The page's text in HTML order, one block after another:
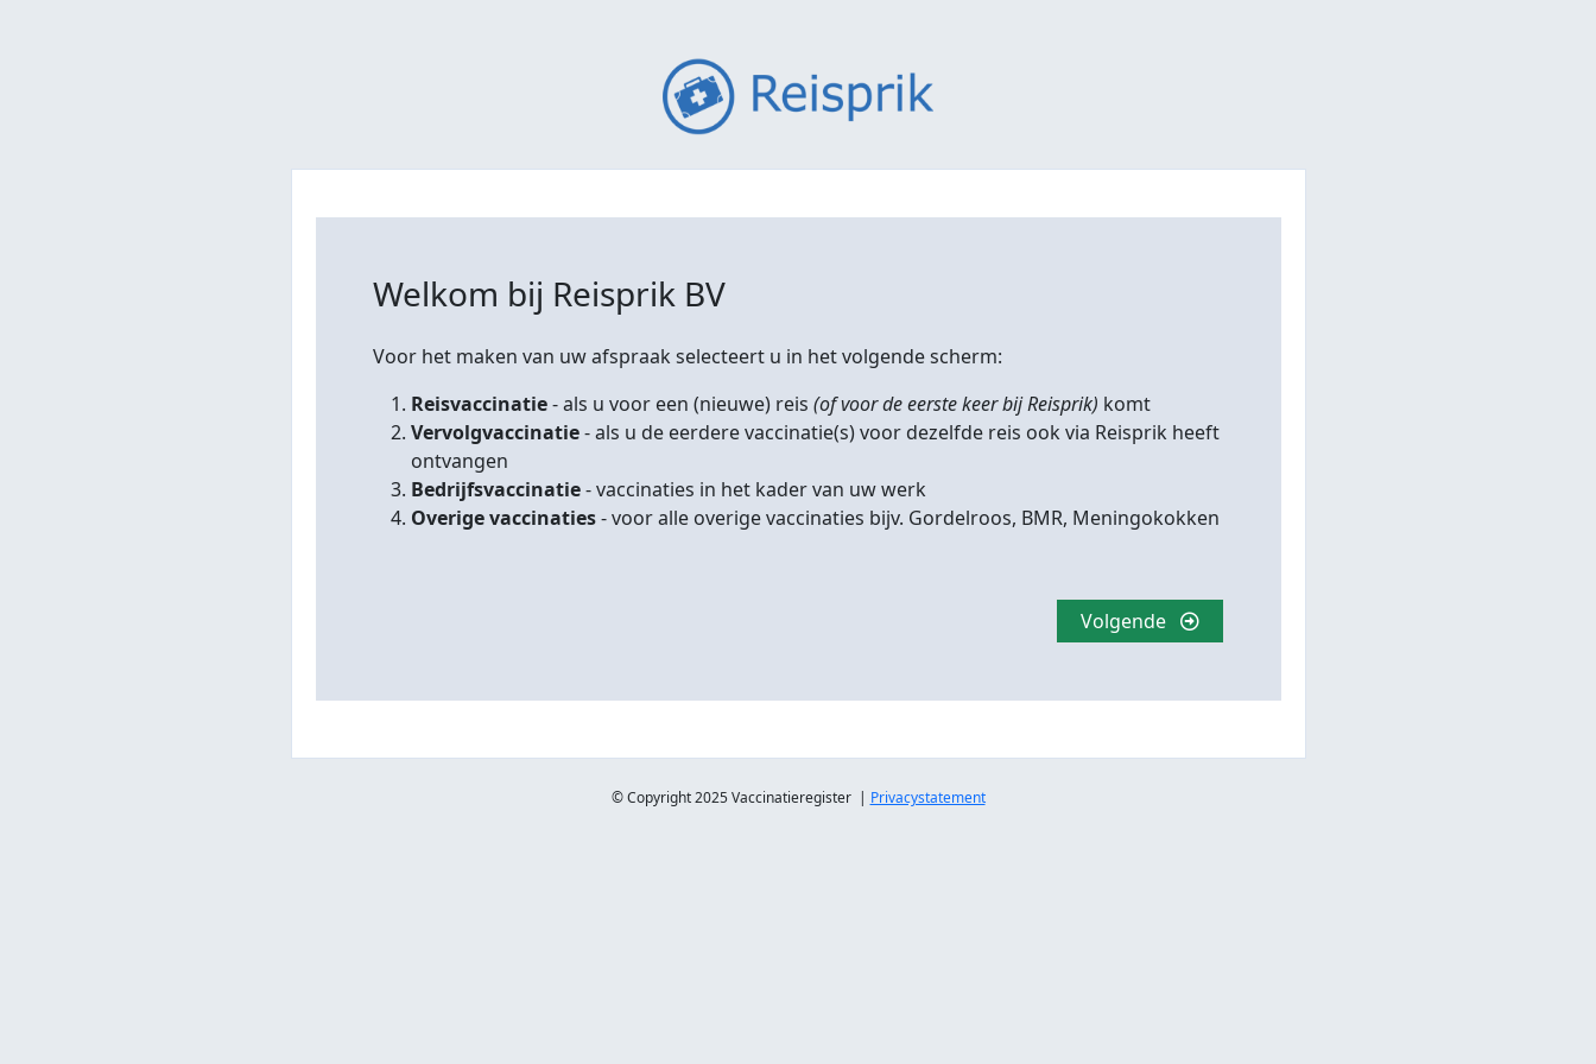
Welkom bij Reisprik BV
Voor het maken van uw afspraak selecteert u in het volgende scherm:
Reisvaccinatie- als u voor een (nieuwe) reis (of voor de eerste keer bij Reisprik) komt
Vervolgvaccinatie- als u de eerdere vaccinatie(s) voor dezelfde reis ook via Reisprik heeft
ontvangen
Bedrijfsvaccinatie- vaccinaties in het kader van uw werk
Overige vaccinaties- voor alle overige vaccinaties bijv. Gordelroos, BMR, Meningokokken
Volgende
© Copyright 2025 Vaccinatieregister | Privacystatement